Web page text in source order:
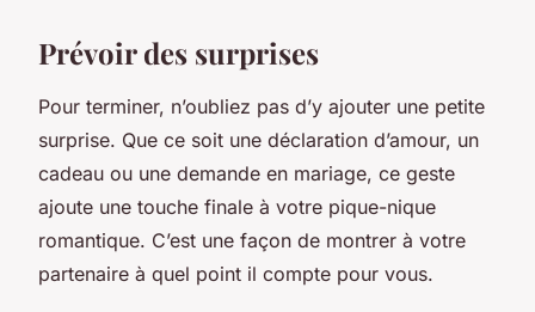
Prévoir des surprises
Pour terminer, n’oubliez pas d’y ajouter une petite
surprise. Que ce soit une déclaration d’amour, un
cadeau ou une demande en mariage, ce geste
ajoute une touche finale à votre pique-nique
romantique. C’est une façon de montrer à votre
partenaire à quel point il compte pour vous.